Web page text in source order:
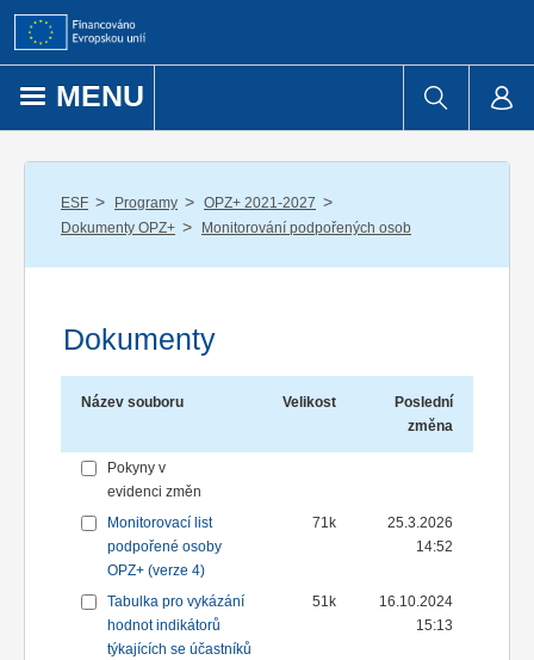
Přejít k obsahu
MENU
ESF / Programy / OPZ+ 2021-2027 /
Dokumenty OPZ+ / Monitorování podpořených osob
Dokumenty
Název souboru Velikost
Poslední
změna
Pokyny v
evidenci změn
Monitorovací list
podpořené osoby
OPZ+ (verze 4)
71k
25.3.2026
14:52
Tabulka pro vykázání
hodnot indikátorů
týkajících se účastníků
51k
16.10.2024
15:13